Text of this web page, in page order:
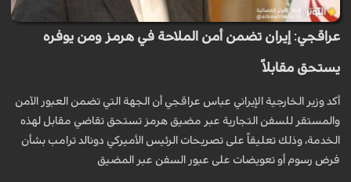
عراقجي: إيران تضمن أمن الملاحة في هرمز ومن يوفره
يستحق مقابلاً
أكد وزير الخارجية الإيراني عباس عراقجي أن الجهة التي تضمن العبور الآمن
والمستقر للسفن التجارية عبر مضيق هرمز تستحق تقاضي مقابل لهذه
الخدمة، وذلك تعليقاً على تصريحات الرئيس الأميركي دونالد ترامب بشأن
فرض رسوم أو تعويضات على عبور السفن عبر المضيق